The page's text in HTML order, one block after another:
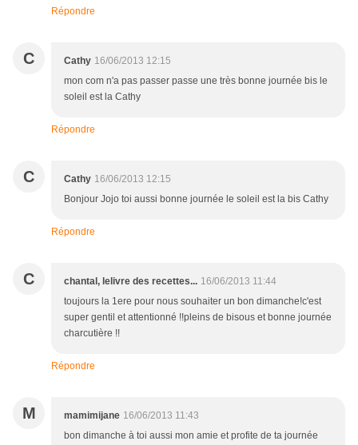
Répondre
C Cathy 16/06/2013 12:15
mon com n'a pas passer passe une très bonne journée bis le
soleil est la Cathy
Répondre
C Cathy 16/06/2013 12:15
Bonjour Jojo toi aussi bonne journée le soleil est la bis Cathy
Répondre
C chantal, lelivre des recettes... 16/06/2013 11:44
toujours la 1ere pour nous souhaiter un bon dimanche!c'est
super gentil et attentionné !!pleins de bisous et bonne journée
charcutière !!
Répondre
M mamimijane 16/06/2013 11:43
bon dimanche à toi aussi mon amie et profite de ta journée